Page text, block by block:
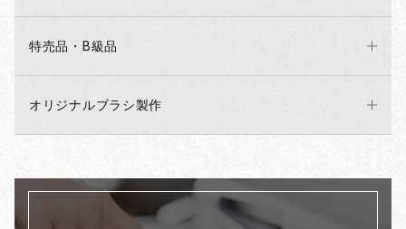
特売品・B級品
オリジナルブラシ製作